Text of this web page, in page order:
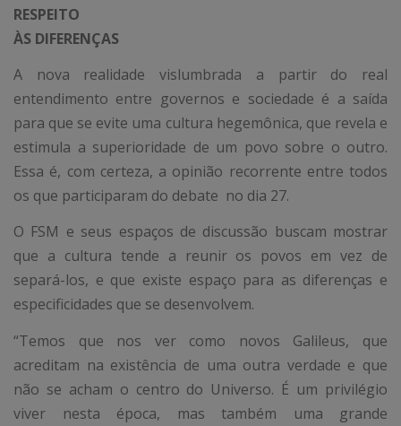
RESPEITO
ÀS DIFERENÇAS
A nova realidade vislumbrada a partir do real
entendimento entre governos e sociedade é a saída
para que se evite uma cultura hegemônica, que revela e
estimula a superioridade de um povo sobre o outro.
Essa é, com certeza, a opinião recorrente entre todos
os que participaram do debate no dia 27.
O FSM e seus espaços de discussão buscam mostrar
que a cultura tende a reunir os povos em vez de
separá-los, e que existe espaço para as diferenças e
especificidades que se desenvolvem.
“Temos que nos ver como novos Galileus, que
acreditam na existência de uma outra verdade e que
não se acham o centro do Universo. É um privilégio
viver nesta época, mas também uma grande